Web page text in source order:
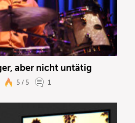
aber nicht untätig
5 / 5 1